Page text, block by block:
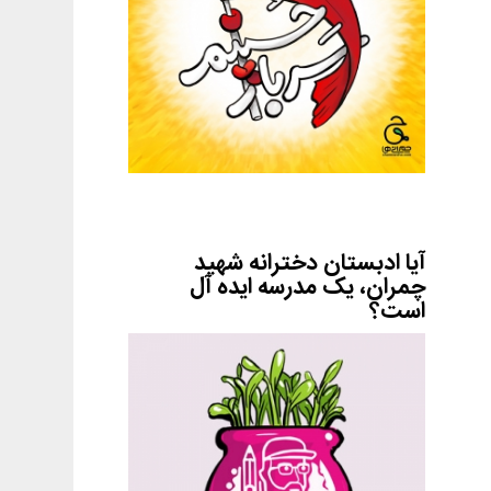
آیا ادبستان دخترانه شهید
چمران، یک مدرسه ایده آل
است؟